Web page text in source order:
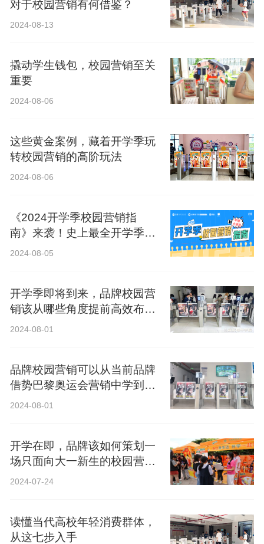
对于校园营销有何借鉴？
2024-08-13
撬动学生钱包，校园营销至关
重要
2024-08-06
这些黄金案例，藏着开学季玩
转校园营销的高阶玩法
2024-08-06
《2024开学季校园营销指
南》来袭！史上最全开学季营
销攻略！
2024-08-05
开学季即将到来，品牌校园营
销该从哪些角度提前高效布
局？
2024-08-01
品牌校园营销可以从当前品牌
借势巴黎奥运会营销中学到什
么？
2024-08-01
开学在即，品牌该如何策划一
场只面向大一新生的校园营
销？
2024-07-24
读懂当代高校年轻消费群体，
从这七步入手